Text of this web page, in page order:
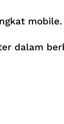
mobile.
dalam